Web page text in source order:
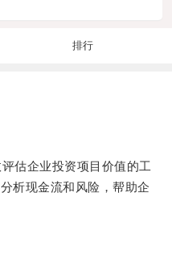
排行
企业投资项目价值的工
析现金流和风险，帮助企